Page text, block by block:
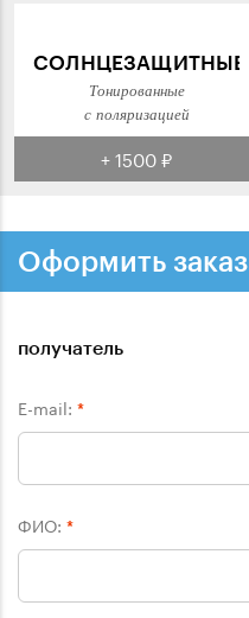
СОЛНЦЕЗАЩИТНЫЕ
Тонированные
с поляризацией
+ 1500 ₽
Оформить заказ
получатель
E-mail: *
ФИО: *